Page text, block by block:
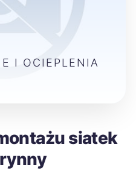
siatek
I OCIEPLENIA